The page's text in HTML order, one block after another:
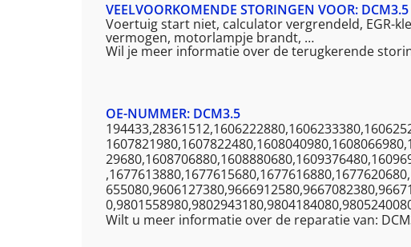
VEELVOORKOMENDE STORINGEN VOOR: DCM3.5
Voertuig start niet, calculator vergrendeld, EGR-
vermogen, motorlampje brandt, …
Wil je meer informatie over de terugkerende
OE-NUMMER: DCM3.5
Wilt u meer informatie over de reparatie van: